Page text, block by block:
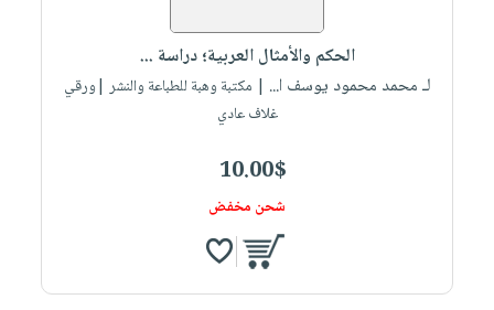
الحكم والأمثال العربية؛ دراسة ...
لـ محمد محمود يوسف ا... | مكتبة وهبة للطباعة والنشر |ورقي
غلاف عادي
10.00$
شحن مخفض